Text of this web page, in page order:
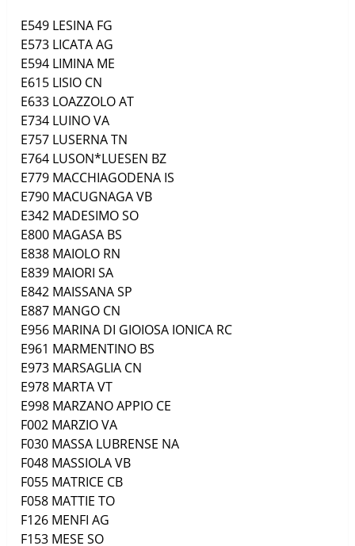
E549 LESINA FG
E573 LICATAAG
E594 LIMINA ME
E615 LISIO CN
E633 LOAZZOLOAT
E734 LUINOVA
E757 LUSERNATN
E764 LUSON*LUESEN BZ
E779 MACCHIAGODENA IS
E790 MACUGNAGAVB
E342 MADESIMOSO
E800 MAGASA BS
E838 MAIOLO RN
E839 MAIORI SA
E842 MAISSANASP
E887 MANGO CN
E956 MARINA DI GIOIOSA IONICA RC
E961 MARMENTINO BS
E973 MARSAGLIA CN
E978 MARTAVT
E998 MARZANO APPIO CE
F002 MARZIOVA
F030 MASSA LUBRENSE NA
F048 MASSIOLAVB
F055 MATRICE CB
F058 MATTIE TO
F126 MENFI AG
F153 MESE SO